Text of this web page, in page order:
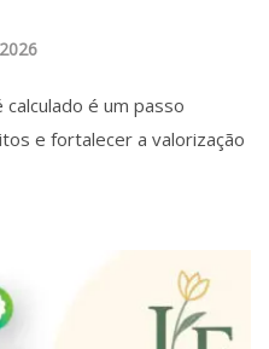
é um passo
e fortalecer a valorização